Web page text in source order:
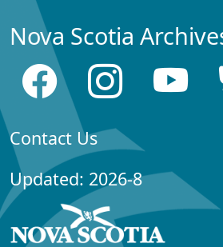
Nova Scotia
Contact Us
Updated: 2026-8